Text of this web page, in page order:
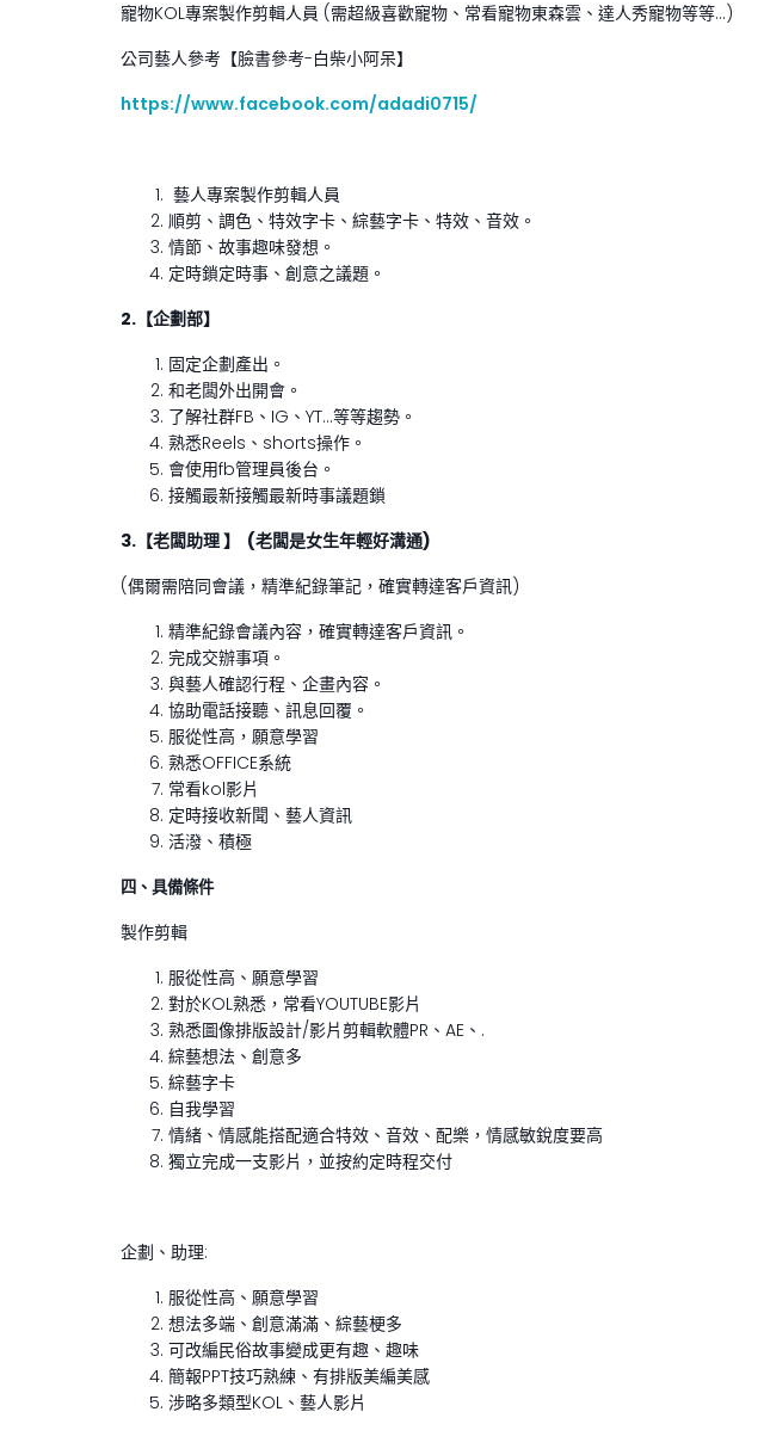
寵物KOL專案製作剪輯人員 (需超級喜歡寵物、常看寵物東森雲、達人秀寵物等等…)
公司藝人參考【臉書參考-白柴小阿呆】
https://www.facebook.com/adadi0715/
藝人專案製作剪輯人員
順剪、調色、特效字卡、綜藝字卡、特效、音效。
情節、故事趣味發想。
定時鎖定時事、創意之議題。
2. 【企劃部】
固定企劃產出。
和老闆外出開會。
了解社群FB、IG、YT…等等趨勢。
熟悉Reels、shorts操作。
會使用fb管理員後台。
接觸最新接觸最新時事議題鎖
3. 【老闆助理 】 (老闆是女生年輕好溝通)
(偶爾需陪同會議，精準紀錄筆記，確實轉達客戶資訊)
精準紀錄會議內容，確實轉達客戶資訊。
完成交辦事項。
與藝人確認行程、企畫內容。
協助電話接聽、訊息回覆。
服從性高，願意學習
熟悉OFFICE系統
常看kol影片
定時接收新聞、藝人資訊
活潑、積極
四、具備條件
製作剪輯
服從性高、願意學習
對於KOL熟悉，常看YOUTUBE影片
熟悉圖像排版設計/影片剪輯軟體PR、AE、.
綜藝想法、創意多
綜藝字卡
自我學習
情緒、情感能搭配適合特效、音效、配樂，情感敏銳度要高
獨立完成一支影片，並按約定時程交付
企劃、助理:
服從性高、願意學習
想法多端、創意滿滿、綜藝梗多
可改編民俗故事變成更有趣、趣味
簡報PPT技巧熟練、有排版美編美感
涉略多類型KOL、藝人影片